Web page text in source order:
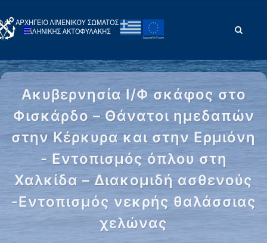
Ακυβερνησία Ι/Φ σκάφος στο
Φισκάρδο – Θάνατοι ημεδαπών
στην Κέρκυρα και στην Ερμιόνη
- Εντοπισμός όπλου στη
Χαλκίδα – Διακομιδή ασθενούς
-Εντοπισμός νεκρής θαλάσσιας
χελώνας